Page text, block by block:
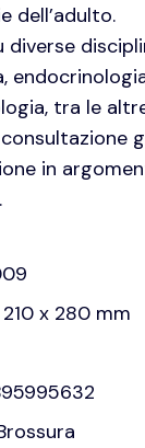
dell’adulto.
diverse
tra le
in
210 x 280 mm